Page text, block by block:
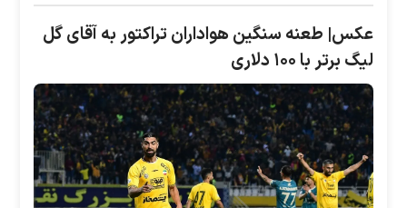
عکس| طعنه سنگین هواداران تراکتور به آقای گل
لیگ برتر با ۱۰۰ دلاری